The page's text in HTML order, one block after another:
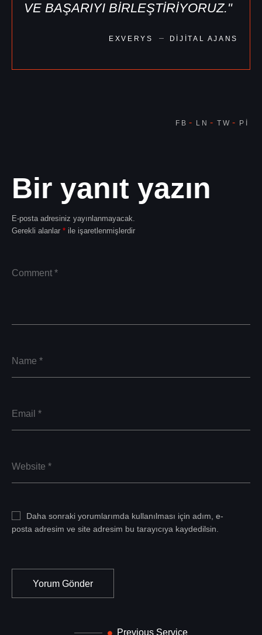
VE BAŞARIYI BİRLEŞTİRİYORUZ."
EXVERYS DIJITAL AJANS
Bir yanıt yazın
E-posta adresiniz yayınlanmayacak.
Gerekli alanlar * ile işaretlenmişlerdir
Daha sonraki yorumlarımda kullanılması için adım, e-
posta adresim ve site adresim bu tarayıcıya kaydedilsin.
Previous Service